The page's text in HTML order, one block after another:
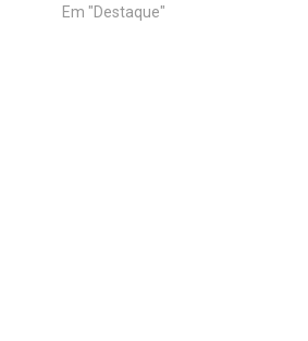
Em "Destaque"